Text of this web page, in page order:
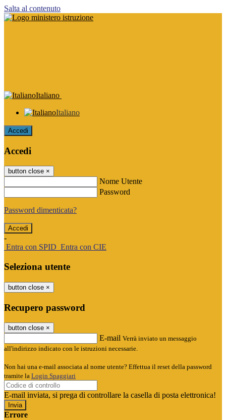
Salta al contenuto
Italiano
Italiano
Accedi
Accedi
button close ×
Nome Utente
Password
Password dimenticata?
-
Entra con SPID Entra con CIE
Seleziona utente
button close ×
Recupero password
button close ×
E-mail Verrà inviato un messaggio
all'indirizzo indicato con le istruzioni necessarie.
Non hai una e-mail associata al nome utente? Effettua il reset della password
tramite la Login Spaggiari
E-mail inviata, si prega di controllare la casella di posta elettronica!
Errore